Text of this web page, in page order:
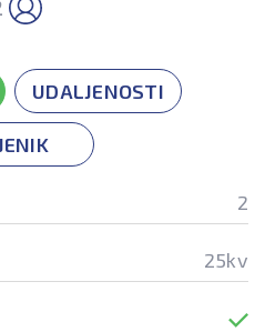
UDALJENOSTI
2
25kv